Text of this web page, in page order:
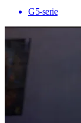
G5-serie